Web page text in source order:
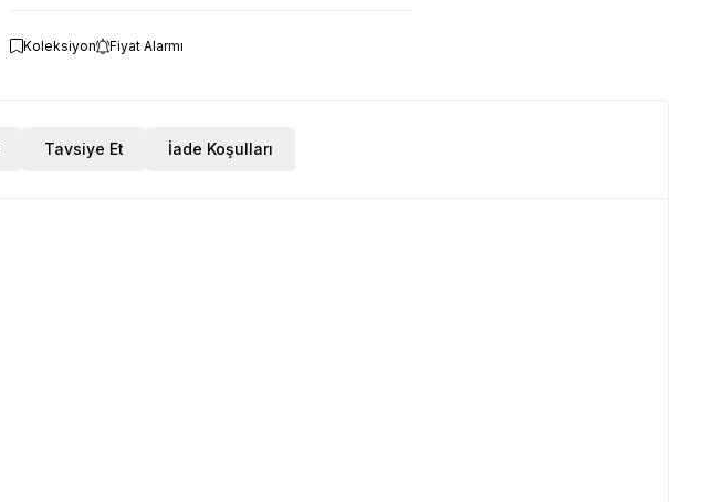
Koleksiyon Fiyat Alarmı
Tavsiye Et İade Koşulları